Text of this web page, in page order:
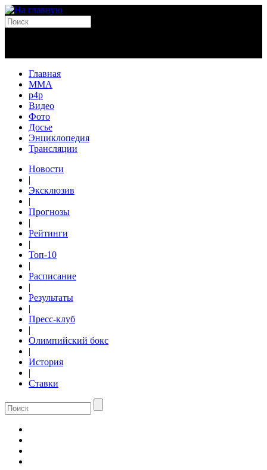
Главная
MMA
p4p
Видео
Фото
Досье
Энциклопедия
Трансляции
Новости
|
Эксклюзив
|
Прогнозы
|
Рейтинги
|
Топ-10
|
Расписание
|
Результаты
|
Пресс-клуб
|
Олимпийский бокс
|
История
|
Ставки